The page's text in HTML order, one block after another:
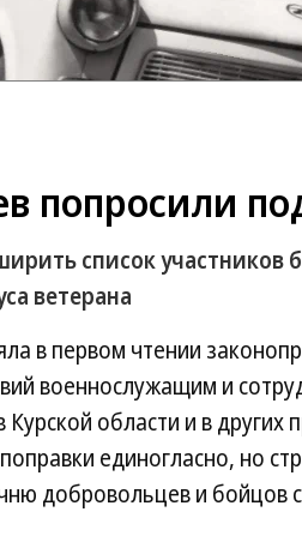
попросили
список участников
ветерана
в первом чтении
военнослужащим и
области и в других
единогласно, но
добровольцев и бойцов